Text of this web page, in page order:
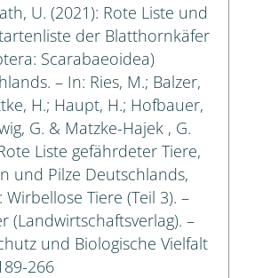
U. (2021): Rote Liste und
der Blatthornkäfer
Scarabaeoidea)
– In: Ries, M.; Balzer,
H.; Haupt, H.; Hofbauer,
G. & Matzke-Hajek , G.
Liste gefährdeter Tiere,
und Pilze Deutschlands,
Wirbellose Tiere (Teil 3). –
(Landwirtschaftsverlag). –
und Biologische Vielfalt
266